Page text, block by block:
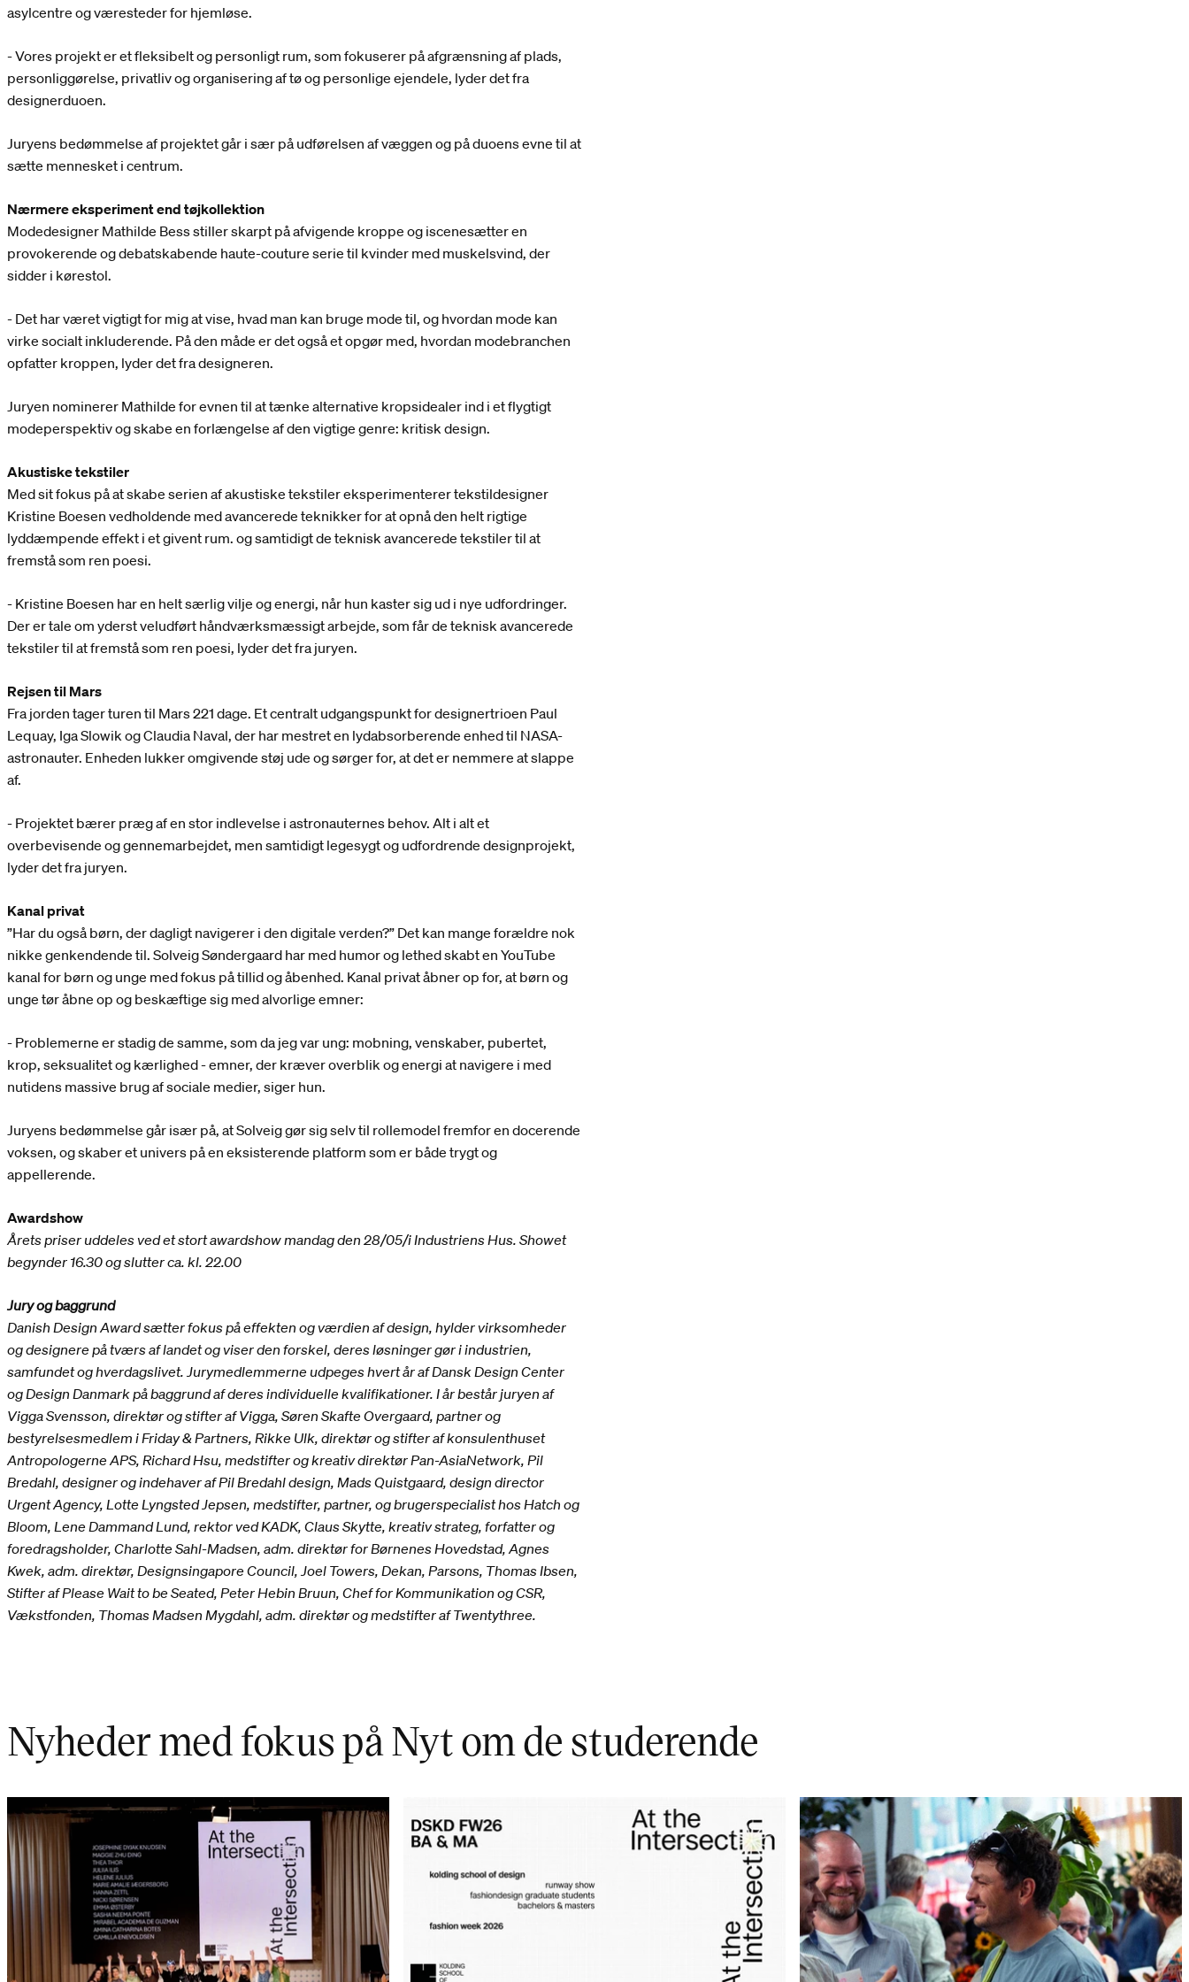
asylcentre og væresteder for hjemløse.
- Vores projekt er et fleksibelt og personligt rum, som fokuserer på afgrænsning af plads,
personliggørelse, privatliv og organisering af tø og personlige ejendele, lyder det fra
designerduoen.
Juryens bedømmelse af projektet går i sær på udførelsen af væggen og på duoens evne til at
sætte mennesket i centrum.
Nærmere eksperiment end tøjkollektion
Modedesigner Mathilde Bess stiller skarpt på afvigende kroppe og iscenesætter en
provokerende og debatskabende haute-couture serie til kvinder med muskelsvind, der
sidder i kørestol.
- Det har været vigtigt for mig at vise, hvad man kan bruge mode til, og hvordan mode kan
virke socialt inkluderende. På den måde er det også et opgør med, hvordan modebranchen
opfatter kroppen, lyder det fra designeren.
Juryen nominerer Mathilde for evnen til at tænke alternative kropsidealer ind i et flygtigt
modeperspektiv og skabe en forlængelse af den vigtige genre: kritisk design.
Akustiske tekstiler
Med sit fokus på at skabe serien af akustiske tekstiler eksperimenterer tekstildesigner
Kristine Boesen vedholdende med avancerede teknikker for at opnå den helt rigtige
lyddæmpende effekt i et givent rum. og samtidigt de teknisk avancerede tekstiler til at
fremstå som ren poesi.
- Kristine Boesen har en helt særlig vilje og energi, når hun kaster sig ud i nye udfordringer.
Der er tale om yderst veludført håndværksmæssigt arbejde, som får de teknisk avancerede
tekstiler til at fremstå som ren poesi, lyder det fra juryen.
Rejsen til Mars
Fra jorden tager turen til Mars 221 dage. Et centralt udgangspunkt for designertrioen Paul
Lequay, Iga Slowik og Claudia Naval, der har mestret en lydabsorberende enhed til NASA-
astronauter. Enheden lukker omgivende støj ude og sørger for, at det er nemmere at slappe
af.
- Projektet bærer præg af en stor indlevelse i astronauternes behov. Alt i alt et
overbevisende og gennemarbejdet, men samtidigt legesygt og udfordrende designprojekt,
lyder det fra juryen.
Kanal privat
”Har du også børn, der dagligt navigerer i den digitale verden?” Det kan mange forældre nok
nikke genkendende til. Solveig Søndergaard har med humor og lethed skabt en YouTube
kanal for børn og unge med fokus på tillid og åbenhed. Kanal privat åbner op for, at børn og
unge tør åbne op og beskæftige sig med alvorlige emner:
- Problemerne er stadig de samme, som da jeg var ung: mobning, venskaber, pubertet,
krop, seksualitet og kærlighed - emner, der kræver overblik og energi at navigere i med
nutidens massive brug af sociale medier, siger hun.
Juryens bedømmelse går især på, at Solveig gør sig selv til rollemodel fremfor en docerende
voksen, og skaber et univers på en eksisterende platform som er både trygt og
appellerende.
Awardshow
Årets priser uddeles ved et stort awardshow mandag den 28/05/i Industriens Hus. Showet
begynder 16.30 og slutter ca. kl. 22.00
Jury og baggrund
Danish Design Award sætter fokus på effekten og værdien af design, hylder virksomheder
og designere på tværs af landet og viser den forskel, deres løsninger gør i industrien,
samfundet og hverdagslivet. Jurymedlemmerne udpeges hvert år af Dansk Design Center
og Design Danmark på baggrund af deres individuelle kvalifikationer. I år består juryen af
Vigga Svensson, direktør og stifter af Vigga, Søren Skafte Overgaard, partner og
bestyrelsesmedlem i Friday & Partners, Rikke Ulk, direktør og stifter af konsulenthuset
Antropologerne APS, Richard Hsu, medstifter og kreativ direktør Pan-AsiaNetwork, Pil
Bredahl, designer og indehaver af Pil Bredahl design, Mads Quistgaard, design director
Urgent Agency, Lotte Lyngsted Jepsen, medstifter, partner, og brugerspecialist hos Hatch og
Bloom, Lene Dammand Lund, rektor ved KADK, Claus Skytte, kreativ strateg, forfatter og
foredragsholder, Charlotte Sahl-Madsen, adm. direktør for Børnenes Hovedstad, Agnes
Kwek, adm. direktør, Designsingapore Council, Joel Towers, Dekan, Parsons, Thomas Ibsen,
Stifter af Please Wait to be Seated, Peter Hebin Bruun, Chef for Kommunikation og CSR,
Vækstfonden, Thomas Madsen Mygdahl, adm. direktør og medstifter af Twentythree.
Nyheder med fokus på Nyt om de studerende